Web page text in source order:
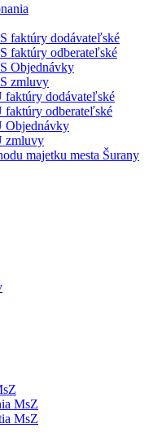
faktúry dodávateľské
faktúry odberateľské
Objednávky
zmluvy
faktúry dodávateľské
faktúry odberateľské
Objednávky
zmluvy
majetku mesta Šurany
MsZ
MsZ